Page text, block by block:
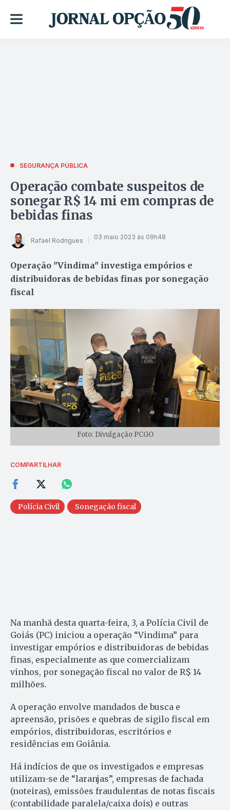
SEGURANÇA PÚBLICA
Operação combate suspeitos de
sonegar R$ 14 mi em compras de
bebidas finas
Rafael Rodrigues 03 maio 2023 às 09h48
Operação "Vindima" investiga empórios e
distribuidoras de bebidas finas por sonegação
fiscal
Foto: Divulgação PCGO
COMPARTILHAR
Polícia Civil Sonegação fiscal
Na manhã desta quarta-feira, 3, a Polícia Civil de
Goiás (PC) iniciou a operação “Vindima” para
investigar empórios e distribuidoras de bebidas
finas, especialmente as que comercializam
vinhos, por sonegação fiscal no valor de R$ 14
milhões.
A operação envolve mandados de busca e
apreensão, prisões e quebras de sigilo fiscal em
empórios, distribuidoras, escritórios e
residências em Goiânia.
Há indícios de que os investigados e empresas
utilizam-se de “laranjas”, empresas de fachada
(noteiras), emissões fraudulentas de notas fiscais
(contabilidade paralela/caixa dois) e outras